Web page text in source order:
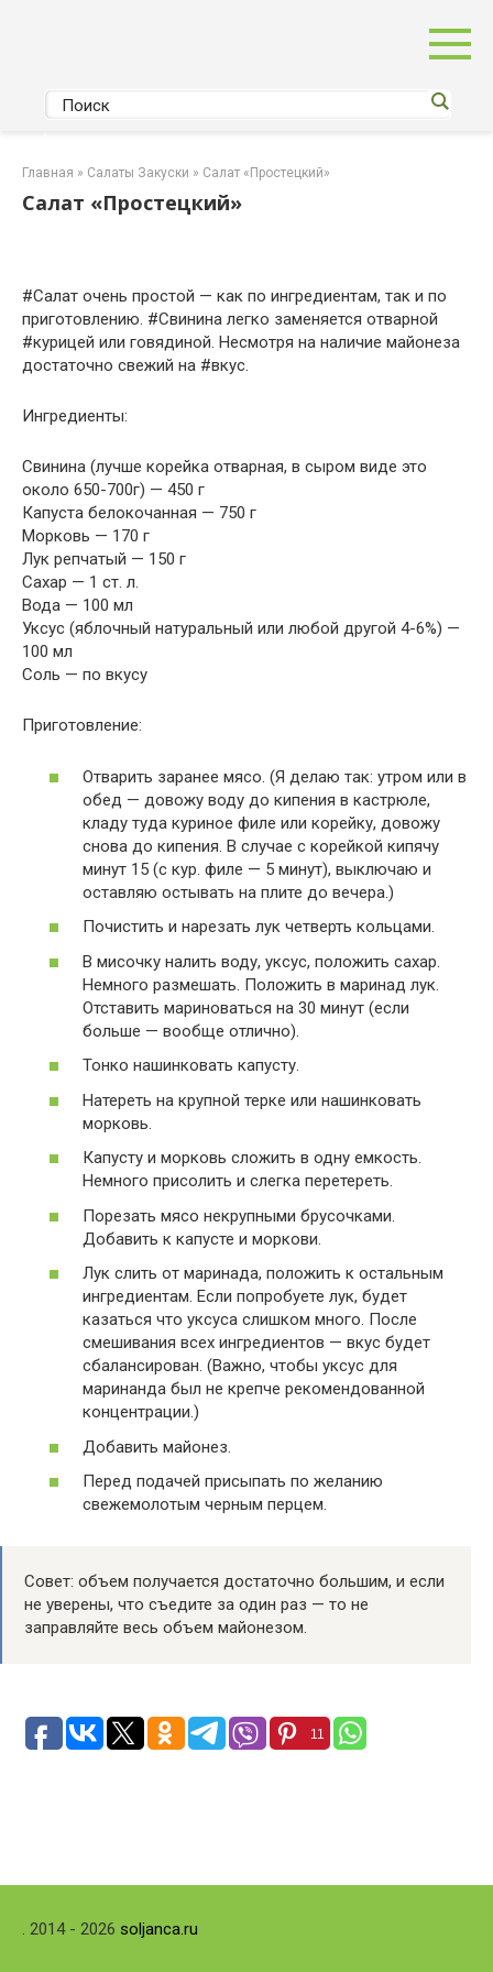
Главная » Салаты Закуски » Салат «Простецкий»
Салат «Простецкий»
#Салат очень простой — как по ингредиентам, так и по
приготовлению. #Свинина легко заменяется отварной
#курицей или говядиной. Несмотря на наличие майонеза
достаточно свежий на #вкус.
Ингредиенты:
Свинина (лучше корейка отварная, в сыром виде это
около 650-700г) — 450 г
Капуста белокочанная — 750 г
Морковь — 170 г
Лук репчатый — 150 г
Сахар — 1 ст. л.
Вода — 100 мл
Уксус (яблочный натуральный или любой другой 4-6%) —
100 мл
Соль — по вкусу
Приготовление:
Отварить заранее мясо. (Я делаю так: утром или в
обед — довожу воду до кипения в кастрюле,
кладу туда куриное филе или корейку, довожу
снова до кипения. В случае с корейкой кипячу
минут 15 (с кур. филе — 5 минут), выключаю и
оставляю остывать на плите до вечера.)
Почистить и нарезать лук четверть кольцами.
В мисочку налить воду, уксус, положить сахар.
Немного размешать. Положить в маринад лук.
Отставить мариноваться на 30 минут (если
больше — вообще отлично).
Тонко нашинковать капусту.
Натереть на крупной терке или нашинковать
морковь.
Капусту и морковь сложить в одну емкость.
Немного присолить и слегка перетереть.
Порезать мясо некрупными брусочками.
Добавить к капусте и моркови.
Лук слить от маринада, положить к остальным
ингредиентам. Если попробуете лук, будет
казаться что уксуса слишком много. После
смешивания всех ингредиентов — вкус будет
сбалансирован. (Важно, чтобы уксус для
маринанда был не крепче рекомендованной
концентрации.)
Добавить майонез.
Перед подачей присыпать по желанию
свежемолотым черным перцем.
Совет: объем получается достаточно большим, и если
не уверены, что съедите за один раз — то не
заправляйте весь объем майонезом.
11
. 2014 - 2026 soljanca.ru